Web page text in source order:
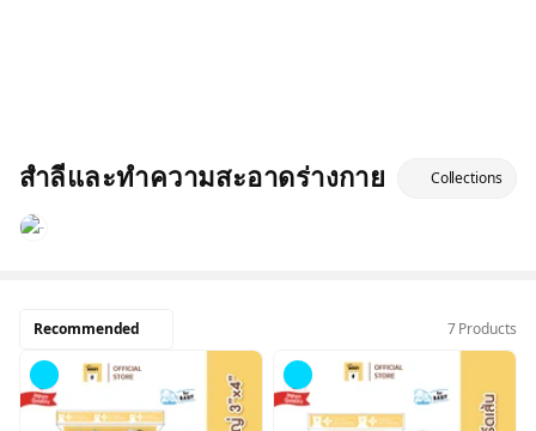
สำลีและทำความสะอาดร่างกาย Collections
Recommended 7 Products